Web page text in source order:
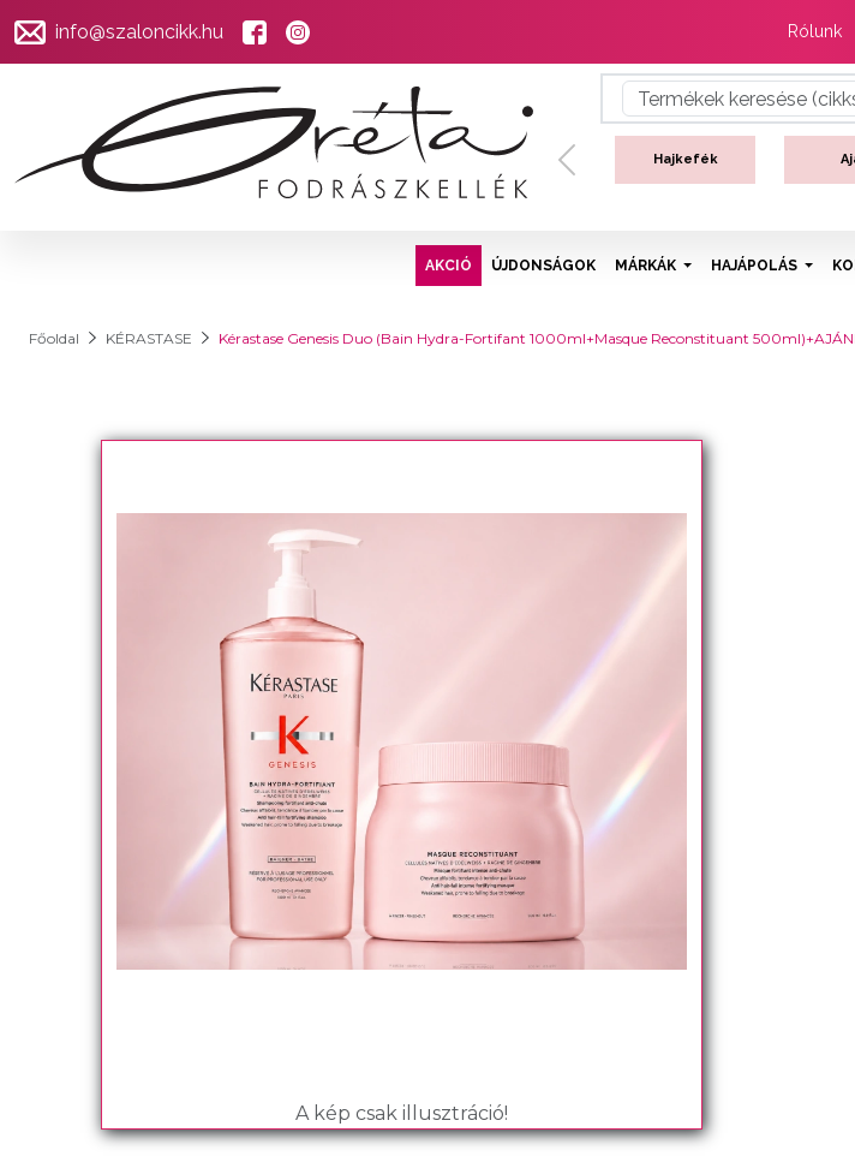
info@szaloncikk.hu Rólunk
Hajkefék
Previous
AKCIÓ ÚJDONSÁGOK MÁRKÁK HAJÁPOLÁS
Főoldal KÉRASTASE Kérastase Genesis Duo (Bain Hydra-Fortifant 1000ml+Masque Reconstituant
A kép csak illusztráció!